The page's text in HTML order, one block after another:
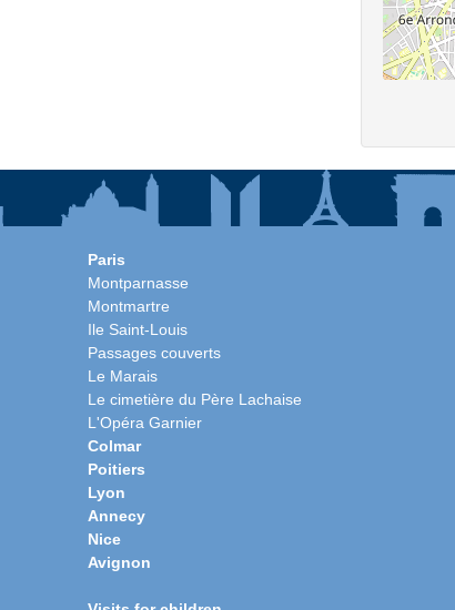
Paris
Montparnasse
Montmartre
Ile Saint-Louis
Passages couverts
Le Marais
Le cimetière du Père Lachaise
L'Opéra Garnier
Colmar
Poitiers
Lyon
Annecy
Nice
Avignon